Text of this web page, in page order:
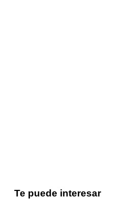
Te puede interesar